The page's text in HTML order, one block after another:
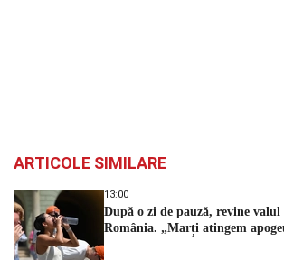
ARTICOLE SIMILARE
13:00
După o zi de pauză, revine
România. „Marți atingem